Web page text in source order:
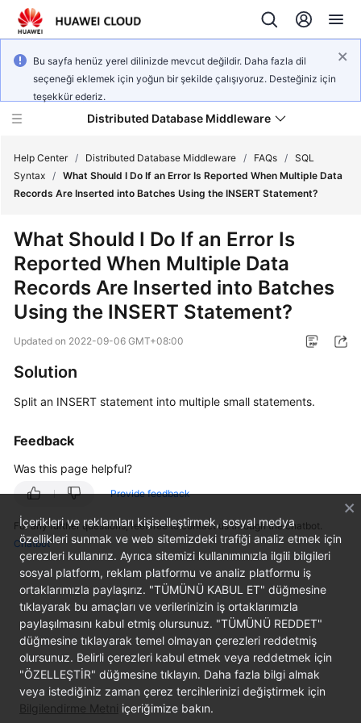
Bu sayfa henüz yerel dilinizde mevcut değildir. Daha fazla dil
seçeneği eklemek için yoğun bir şekilde çalışıyoruz. Desteğiniz için
teşekkür ederiz.
Distributed Database Middleware
Product
Bulletin
Service
Overview
Billing
Getting
User
API
Reference
SDK
Reference
Best
Practices
Performance
White
Help Center / Distributed Database Middleware / FAQs / SQL
Syntax / What Should I Do If an Error Is Reported When Multiple Data
Records Are Inserted into Batches Using the INSERT Statement?
What Should I Do If an Error Is
Reported When Multiple Data
Records Are Inserted into Batches
Using the INSERT Statement?
Updated on 2022-09-06 GMT+08:00
Solution
Split an INSERT statement into multiple small statements.
Feedback
Was this page helpful?
Provide feedback
For any further questions, feel free to contact us through the chatbot.
Chatbot
İçerikleri ve reklamları kişiselleştirmek, sosyal medya
özellikleri sunmak ve web sitemizdeki trafiği analiz etmek için
çerezleri kullanırız. Ayrıca sitemizi kullanımınızla ilgili bilgileri
sosyal platform, reklam platformu ve analiz platformu iş
ortaklarımızla paylaşırız. "TÜMÜNÜ KABUL ET" düğmesine
tıklayarak bu amaçları ve verilerinizin iş ortaklarımızla
paylaşılmasını kabul etmiş olursunuz. "TÜMÜNÜ REDDET"
düğmesine tıklayarak temel olmayan çerezleri reddetmiş
olursunuz. Belirli çerezleri kabul etmek veya reddetmek için
"ÖZELLEŞTİR" düğmesine tıklayın. Daha fazla bilgi almak
veya istediğiniz zaman çerez tercihlerinizi değiştirmek için
Bilgilendirme Metni içeriğimize bakın.